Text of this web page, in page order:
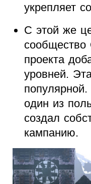
укрепляет
С этой же
проекта
уровней.
один из
создал
кампанию.